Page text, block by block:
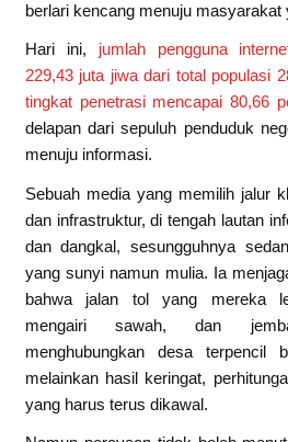
berlari kencang menuju masyarakat
Hari ini, jumlah pengguna
229,43 juta jiwa dari total populasi
tingkat penetrasi mencapai 80,66
delapan dari sepuluh penduduk
menuju informasi.
Sebuah media yang memilih jalur
dan infrastruktur, di tengah lautan
dan dangkal, sesungguhnya
yang sunyi namun mulia. Ia
bahwa jalan tol yang mereka
mengairi sawah, dan
menghubungkan desa terpencil
melainkan hasil keringat,
yang harus terus dikawal.